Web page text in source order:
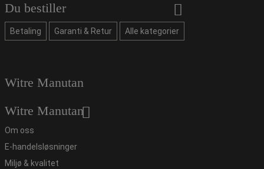
Du bestiller
Betaling Garanti & Retur Alle kategorier
Witre Manutan
Witre Manutan
Om oss
E-handelsløsninger
Miljø & kvalitet